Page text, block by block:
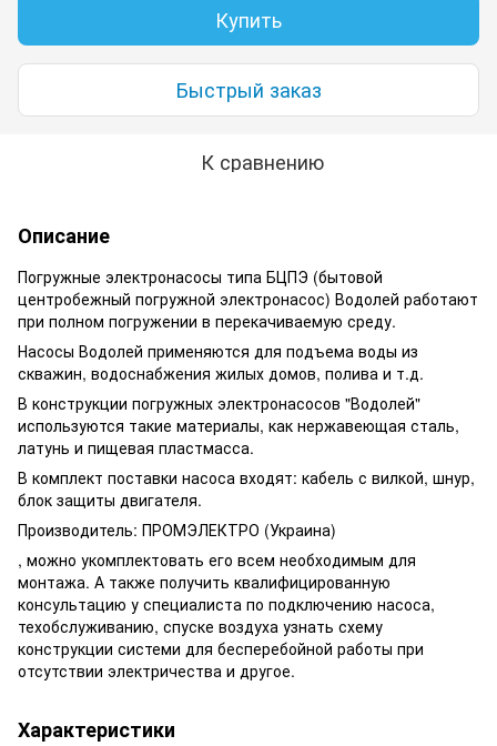
Купить
Быстрый заказ
К сравнению
Описание
Погружные электронасосы типа БЦПЭ (бытовой
центробежный погружной электронасос) Водолей работают
при полном погружении в перекачиваемую среду.
Насосы Водолей применяются для подъема воды из
скважин, водоснабжения жилых домов, полива и т.д.
В конструкции погружных электронасосов "Водолей"
используются такие материалы, как нержавеющая сталь,
латунь и пищевая пластмасса.
В комплект поставки насоса входят: кабель с вилкой, шнур,
блок защиты двигателя.
Производитель: ПРОМЭЛЕКТРО (Украина)
, можно укомплектовать его всем необходимым для
монтажа. А также получить квалифицированную
консультацию у специалиста по подключению насоса,
техобслуживанию, спуске воздуха узнать схему
конструкции системи для бесперебойной работы при
отсутствии электричества и другое.
Характеристики